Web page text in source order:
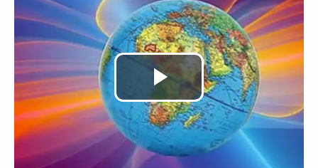
Lire
la